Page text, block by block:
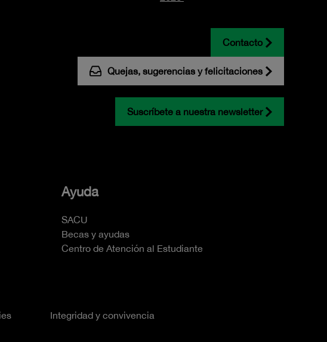
Contacto
Quejas, sugerencias y felicitaciones
Suscríbete a nuestra newsletter
Ayuda
SACU
Becas y ayudas
Centro de Atención al Estudiante
Integridad y convivencia